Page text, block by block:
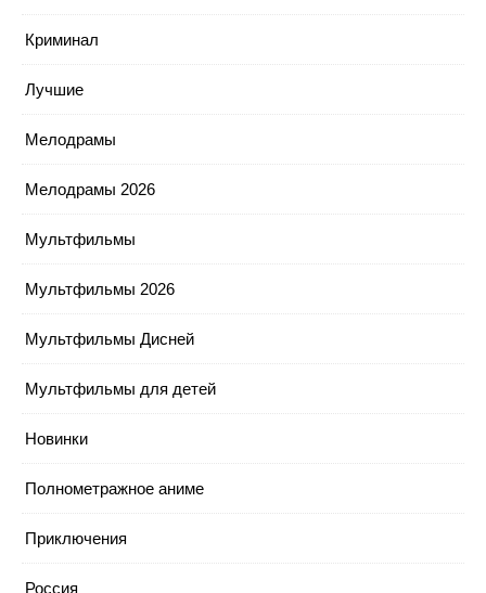
Криминал
Лучшие
Мелодрамы
Мелодрамы 2026
Мультфильмы
Мультфильмы 2026
Мультфильмы Дисней
Мультфильмы для детей
Новинки
Полнометражное аниме
Приключения
Россия